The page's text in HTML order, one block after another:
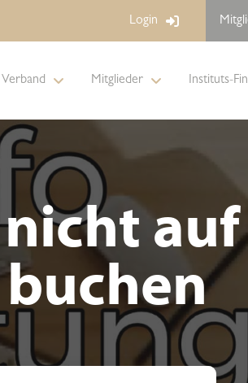
Login
Verband Mitglieder Instituts-
nicht auf